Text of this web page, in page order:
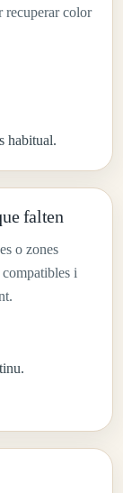
recuperar color
habitual.
falten
o zones
compatibles i